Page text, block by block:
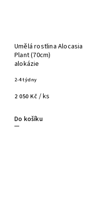
Umělá rostlina Alocasia
Plant (70cm)
alokázie
2-4 týdny
2 050 Kč / ks
Do košíku